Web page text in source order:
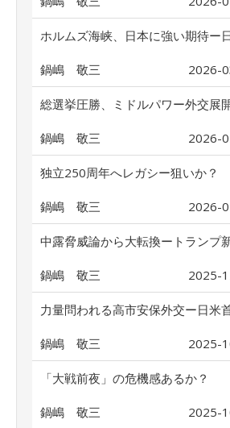
ホルムズ海峡、日本に強い期待ー
鍋嶋 敬三 2026-
総選挙圧勝、ミドルパワー外交展
鍋嶋 敬三 2026-
独立250周年へレガシー狙いか？
鍋嶋 敬三 2026-
中露脅威論から大転換ートランプ
鍋嶋 敬三 2025-
力量問われる高市安保外交ー日米
鍋嶋 敬三 2025-
「大戦前夜」の危機感あるか？
鍋嶋 敬三 2025-